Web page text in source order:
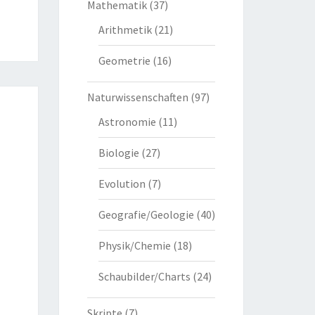
Mathematik(37)
Arithmetik(21)
Geometrie (16)
Naturwissenschaften (97)
Astronomie (11)
Biologie (27)
Evolution (7)
Geografie/Geologie (40)
Physik/Chemie (18)
Schaubilder/Charts (24)